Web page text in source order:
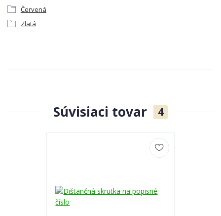
Červená
Zlatá
Súvisiaci tovar 4